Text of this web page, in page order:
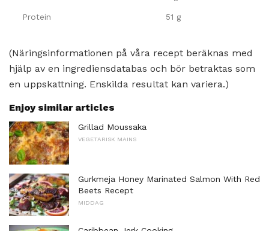
Protein 51 g
(Näringsinformationen på våra recept beräknas med
hjälp av en ingrediensdatabas och bör betraktas som
en uppskattning. Enskilda resultat kan variera.)
Enjoy similar articles
Grillad Moussaka
VEGETARISK MAINS
Gurkmeja Honey Marinated Salmon With Red
Beets Recept
MIDDAG